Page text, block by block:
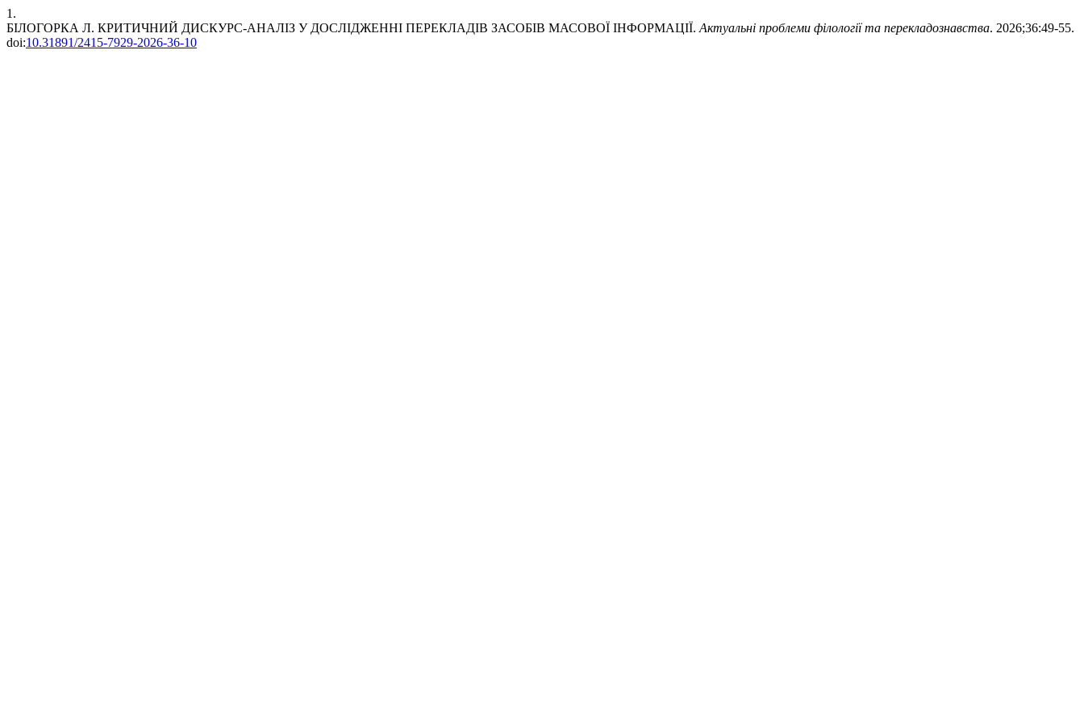
1.
БІЛОГОРКА Л. КРИТИЧНИЙ ДИСКУРС-АНАЛІЗ У ДОСЛІДЖЕННІ ПЕРЕКЛАДІВ ЗАСОБІВ МАСОВОЇ ІНФОРМАЦІЇ. Актуальні проблеми філології та перекладознавства. 2026;36:49-55.
doi:10.31891/2415-7929-2026-36-10